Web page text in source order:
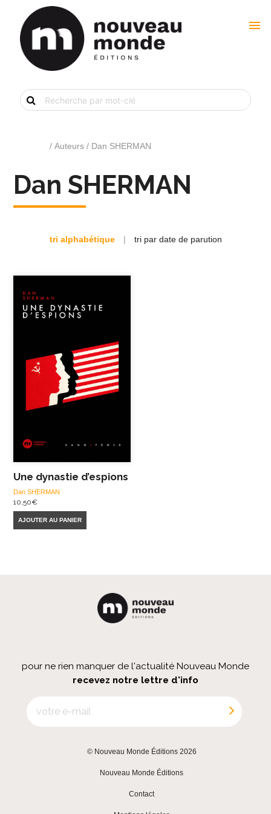
menu
Recherche
de
livre
/ Auteurs / Dan SHERMAN
Dan SHERMAN
tri alphabétique | tri par date de parution
Une dynastie d’espions
Dan SHERMAN
10,50€
AJOUTER AU PANIER
pour ne rien manquer de l'actualité Nouveau Monde
recevez notre lettre d'info
© Nouveau Monde Éditions 2026
Nouveau Monde Éditions
Contact